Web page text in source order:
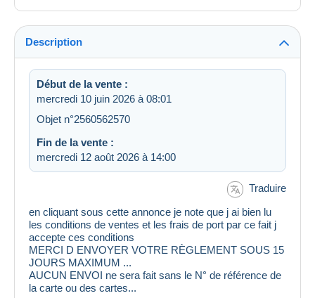
Description
Début de la vente :
mercredi 10 juin 2026 à 08:01
Objet n°2560562570
Fin de la vente :
mercredi 12 août 2026 à 14:00
Traduire
en cliquant sous cette annonce je note que j ai bien lu
les conditions de ventes et les frais de port par ce fait j
accepte ces conditions
MERCI D ENVOYER VOTRE RÈGLEMENT SOUS 15
JOURS MAXIMUM ...
AUCUN ENVOI ne sera fait sans le N° de référence de
la carte ou des cartes...